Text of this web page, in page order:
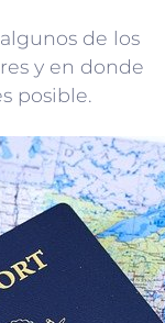
de los
y en donde
posible.